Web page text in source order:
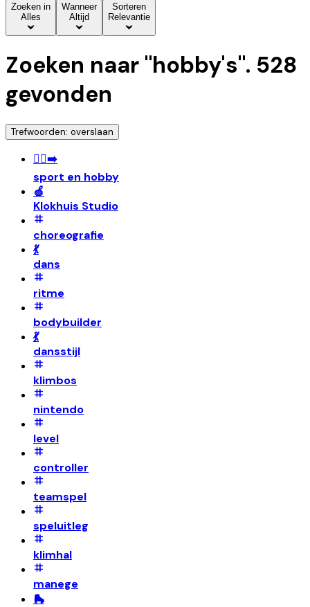
Zoeken in
Alles
Wanneer
Altijd
Sorteren
Relevantie
Zoeken naar "hobby's". 528
gevonden
Trefwoorden: overslaan
🏃‍♀️‍➡️
sport en hobby
🍏
Klokhuis Studio
choreografie
💃
dans
ritme
bodybuilder
💃
dansstijl
klimbos
nintendo
level
controller
teamspel
speluitleg
klimhal
manege
🛼